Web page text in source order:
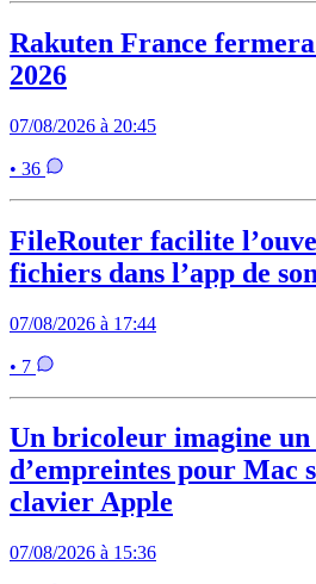
Rakuten France
2026
07/08/2026 à 20:45
• 36
FileRouter facilite
fichiers dans l’app de
07/08/2026 à 17:44
• 7
Un bricoleur imagine
d’empreintes pour Mac
clavier Apple
07/08/2026 à 15:36